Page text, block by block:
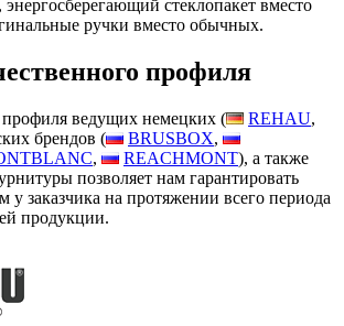
стеклопакет вместо
ручки вместо обычных.
профиля
ведущих немецких ( REHAU,
брендов ( BRUSBOX,
, REACHMONT), а также
позволяет нам гарантировать
у заказчика на протяжении всего периода
продукции.